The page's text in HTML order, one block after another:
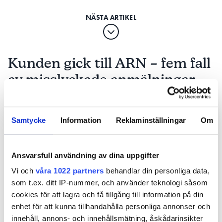
Samtycke Information Reklaminställningar Om
Ansvarsfull användning av dina uppgifter
Vi och våra 1022 partners behandlar din personliga data,
som t.ex. ditt IP-nummer, och använder teknologi såsom
cookies för att lagra och få tillgång till information på din
enhet för att kunna tillhandahålla personliga annonser och
innehåll, annons- och innehållsmätning, åskådarinsikter
spridas mellan olika rum. Det här är inte heller
tillverkarna tydliga med i sin marknadsföring.
tydlig med att man bara ansvarar för installationen
och att man inte tar på sig något ansvar för
produkten när det gäller garantier och annat.
Typexempel 2:
Bergvärmepumpsbytet
DEN GAMLA BERGVÄRMEPUMPENär uttjänt och
kunden beställer en ny. VVS-företaget installerar
enligt monteringsanvisningen, men den fungerar
ändå inte fullt ut. Kunden, som betalat dyrt för
anläggningen, vänder sig till företaget och kräver
hävning av köpet alternativt att få felen åtgärdade.
Kunden gick till ARN – fem fall
av misslyckade anmälningar